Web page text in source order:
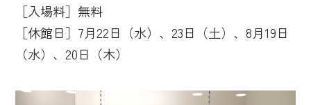
［入場料］無料
［休館日］7月22日（水）、23日（土）、8月19日
（水）、20日（木）